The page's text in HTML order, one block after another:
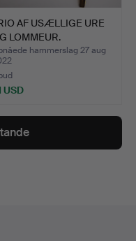
AF USÆLLIGE URE
LOMMEUR.
hammerslag 27 aug
USD